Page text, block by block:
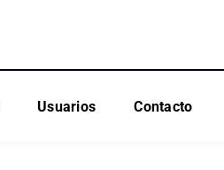
Usuarios Contacto